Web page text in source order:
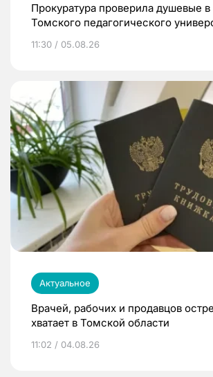
Прокуратура проверила душевые
Томского педагогического
11:30 / 05.08.26
Актуальное
Врачей, рабочих и продавцов
хватает в Томской области
11:02 / 04.08.26